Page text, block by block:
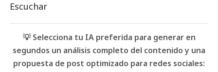
Escuchar
💡 Selecciona tu IA preferida para generar en
segundos un análisis completo del contenido y una
propuesta de post optimizado para redes sociales: